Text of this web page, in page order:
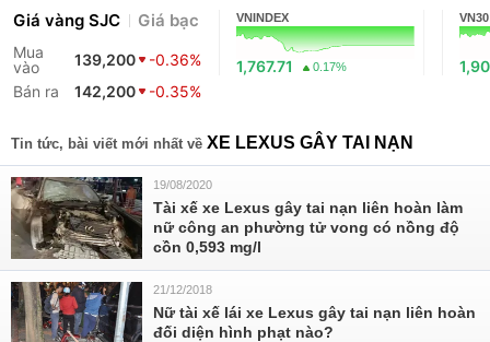
Giá vàng SJC Giá bạc
Mua
vào
139,200
-0.36%
Bán ra
142,200 -0.35%
VNINDEX
1,767.71 0.17%
VN30
Tin tức, bài viết mới nhất về XE LEXUS GÂY TAI NẠN
19/08/2020
Tài xế xe Lexus gây tai nạn liên hoàn làm
nữ công an phường tử vong có nồng độ
cồn 0,593 mg/l
21/12/2018
Nữ tài xế lái xe Lexus gây tai nạn liên hoàn
đối diện hình phạt nào?